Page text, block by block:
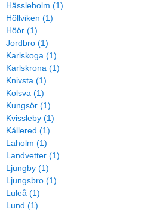
Hässleholm (1)
Höllviken (1)
Höör (1)
Jordbro (1)
Karlskoga (1)
Karlskrona (1)
Knivsta (1)
Kolsva (1)
Kungsör (1)
Kvissleby (1)
Kållered (1)
Laholm (1)
Landvetter (1)
Ljungby (1)
Ljungsbro (1)
Luleå (1)
Lund (1)